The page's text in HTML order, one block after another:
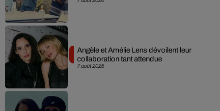
7 août 2026
Angèle et Amélie Lens dévoilent leur
collaboration tant attendue